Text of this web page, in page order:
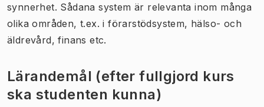
synnerhet. Sådana system är relevanta inom många
olika områden, t.ex. i förarstödsystem, hälso- och
äldrevård, finans etc.
Lärandemål (efter fullgjord kurs
ska studenten kunna)